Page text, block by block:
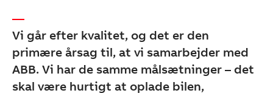
Vi går efter kvalitet, og det er den
primære årsag til, at vi samarbejder med
ABB. Vi har de samme målsætninger – det
skal være hurtigt at oplade bilen,